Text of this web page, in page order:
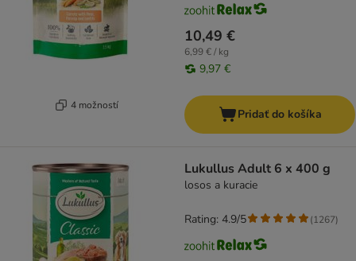
4 možností
10,49 €
6,99 € / kg
9,97 €
Pridať do košíka
Lukullus Adult 6 x 400 g
losos a kuracie
Rating: 4.9/5 (1267)